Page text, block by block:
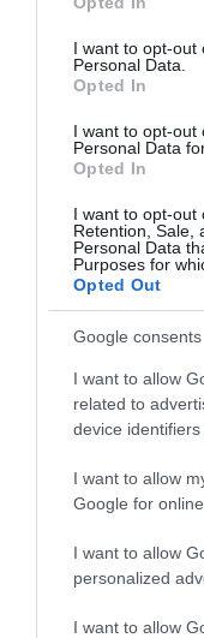
use your data for
consent section.
I want to opt-out
Personal Data.
Opted In
I want to opt-out
Personal Data
Opted In
I want to opt-out
Retention, Sale,
Personal Data
Purposes for
Opted Out
Google consents
I want to allow
related to
device identifiers
I want to allow
Google for
I want to allow
personalized
I want to allow
23.06.2026 12:01
Τσίμπημα από
Συμπτώματα,
πρόληψη
Διακοπές στη
εφιάλτη για
Υποβλήθηκε